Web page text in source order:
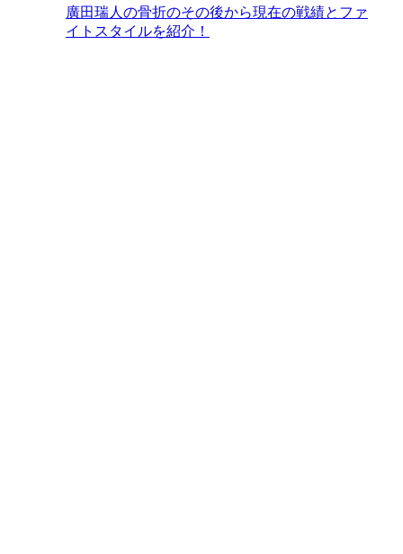
廣田瑞人の骨折のその後から現在の戦績とファ
イトスタイルを紹介！